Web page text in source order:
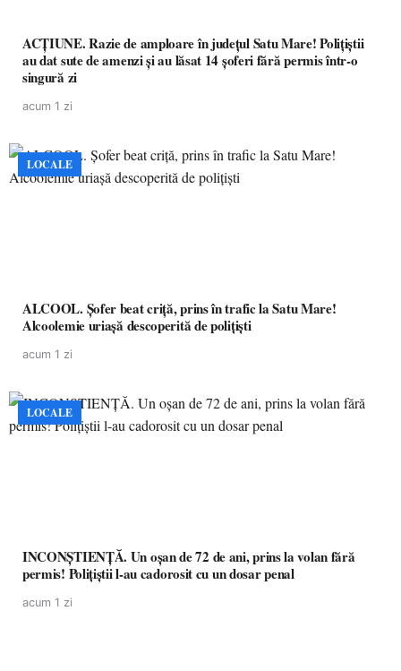
ACȚIUNE. Razie de amploare în județul Satu Mare! Polițiștii
au dat sute de amenzi și au lăsat 14 șoferi fără permis într-o
singură zi
acum 1 zi
LOCALE
ALCOOL. Șofer beat criță, prins în trafic la Satu Mare!
Alcoolemie uriașă descoperită de polițiști
acum 1 zi
LOCALE
INCONȘTIENȚĂ. Un oșan de 72 de ani, prins la volan fără
permis! Polițiștii l-au cadorosit cu un dosar penal
acum 1 zi